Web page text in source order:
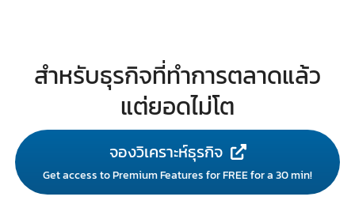
สำหรับธุรกิจที่ทำการตลาดแล้ว
แต่ยอดไม่โต
จองวิเคราะห์ธุรกิจ
Get access to Premium Features for FREE for a 30 min!